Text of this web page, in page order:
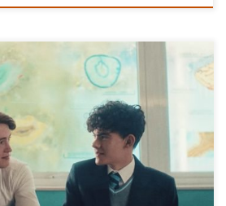
w seks, narkotyki i wulgaryzmy.
inne i absolutnie na tym nie traci.
kłopotami a radością, romansem
Dodatkowo ta opowieść ma
i […]